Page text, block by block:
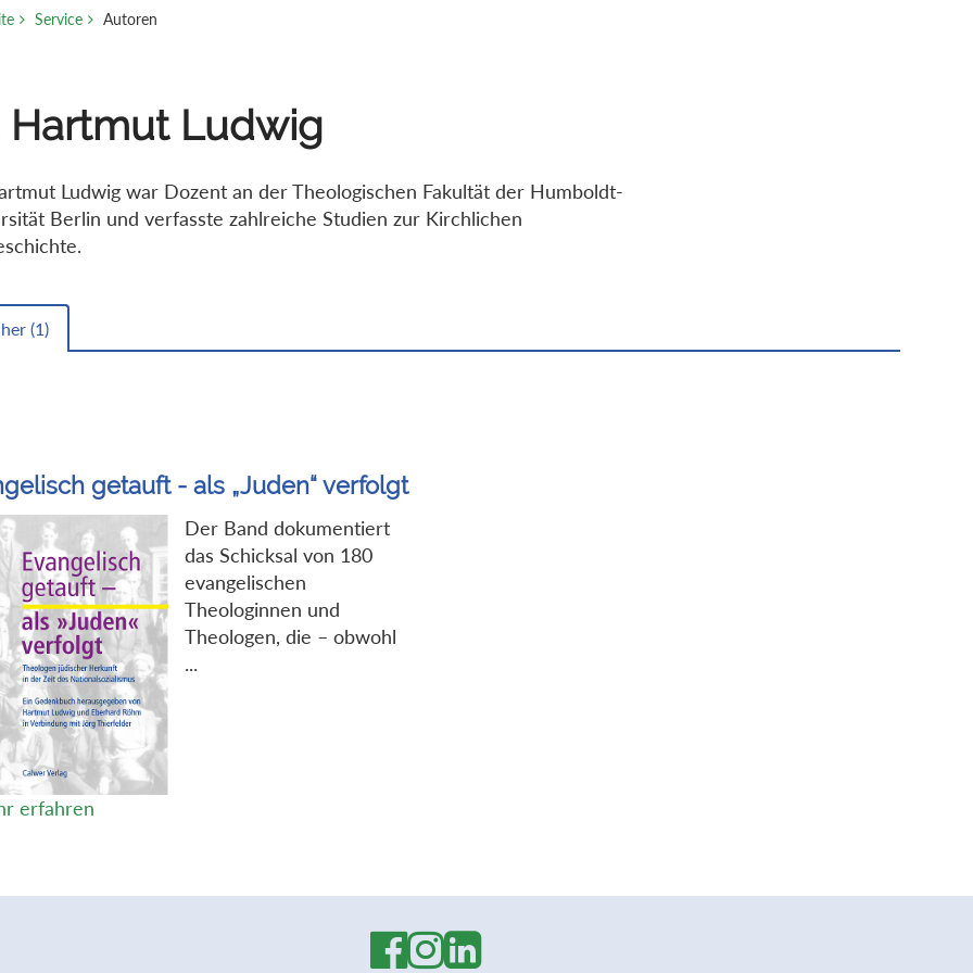
Service Autoren
Hartmut Ludwig
Ludwig war Dozent an der Theologischen Fakultät der Humboldt-
Berlin und verfasste zahlreiche Studien zur Kirchlichen
(1)
getauft - als „Juden“ verfolgt
Der Band dokumentiert
das Schicksal von 180
evangelischen
Theologinnen und
Theologen, die – obwohl
...
erfahren